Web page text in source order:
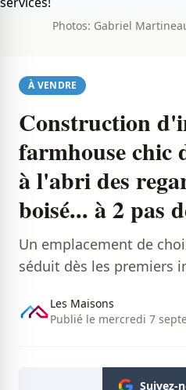
Photos: Gabriel
À VENDRE
Construction
farmhouse chic
à l'abri des
boisé... à 2 pas
Un emplacement de
séduit dès les premiers
Les Maisons
Publié le mercredi 7
Suivez-